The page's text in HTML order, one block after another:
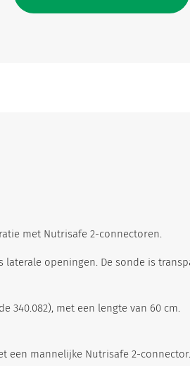
met Nutrisafe 2-connectoren.
openingen. De sonde is
340.082), met een lengte van 60 cm.
een mannelijke Nutrisafe 2-